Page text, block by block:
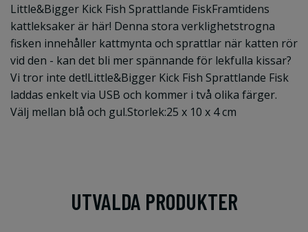
Little&Bigger Kick Fish Sprattlande FiskFramtidens
kattleksaker är här! Denna stora verklighetstrogna
fisken innehåller kattmynta och sprattlar när katten rör
vid den - kan det bli mer spännande för lekfulla kissar?
Vi tror inte det!Little&Bigger Kick Fish Sprattlande Fisk
laddas enkelt via USB och kommer i två olika färger.
Välj mellan blå och gul.Storlek:25 x 10 x 4 cm
UTVALDA PRODUKTER